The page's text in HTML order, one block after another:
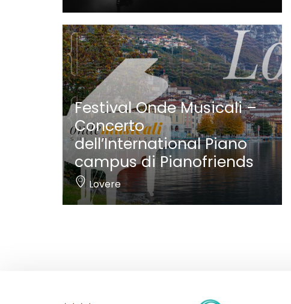
Festival Onde Musicali –
Concerto
dell’International Piano
campus di Pianofriends
Lovere